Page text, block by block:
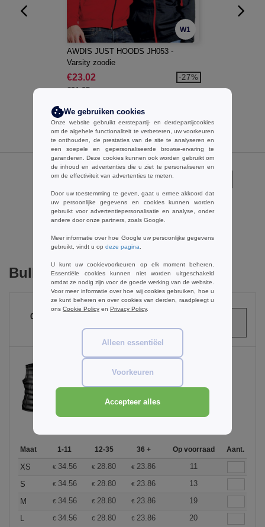
W1
AWDIS JUST HOODS JH053 -
Varsity zoodie
€23.02
€31.35
-27%
Opmerkingen over Result R193F
Een opmerking toevoegen
Bulk Orders
0
Black
Maat 1-11 12-35 36 + Op voorraad Aant.
XS € 34.56 € 28.80 € 23.86
11
S
€ 34.56 € 28.80 € 23.86
13
M
€ 34.56 € 28.80 € 23.86
19
L
€ 34.56 € 28.80 € 23.86
20
We gebruiken cookies
Onze website gebruikt eerstepartij- en derdepartijcookies
om de algehele functionaliteit te verbeteren, uw voorkeuren
te onthouden, de prestaties van de site te analyseren en
een soepele en gepersonaliseerde browse-ervaring te
garanderen. Deze cookies kunnen ook worden gebruikt om
de inhoud en advertenties die u ziet te personaliseren en
om de effectiviteit van advertenties te meten.
Door uw toestemming te geven, gaat u ermee akkoord dat
uw persoonlijke gegevens en cookies kunnen worden
gebruikt voor advertentiepersonalisatie en analyse, onder
andere door onze partners, zoals Google.
Meer informatie over hoe Google uw persoonlijke gegevens
gebruikt, vindt u op deze pagina
U kunt uw cookievoorkeuren op elk moment beheren.
Essentiële cookies kunnen niet worden uitgeschakeld
omdat ze nodig zijn voor de goede werking van de website.
Voor meer informatie over hoe wij cookies gebruiken, hoe u
ze kunt beheren en over cookies van derden, raadpleegt u
ons Cookie Policy en Privacy Policy.
Alleen essentiëel
Voorkeuren
Accepteer alles